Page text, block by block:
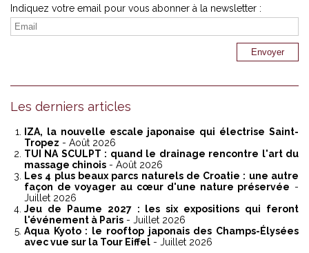
Indiquez votre email pour vous abonner à la newsletter :
Les derniers articles
IZA, la nouvelle escale japonaise qui électrise Saint-
Tropez - Août 2026
TUI NA SCULPT : quand le drainage rencontre l'art du
massage chinois - Août 2026
Les 4 plus beaux parcs naturels de Croatie : une autre
façon de voyager au cœur d'une nature préservée -
Juillet 2026
Jeu de Paume 2027 : les six expositions qui feront
l'événement à Paris - Juillet 2026
Aqua Kyoto : le rooftop japonais des Champs-Élysées
avec vue sur la Tour Eiffel - Juillet 2026